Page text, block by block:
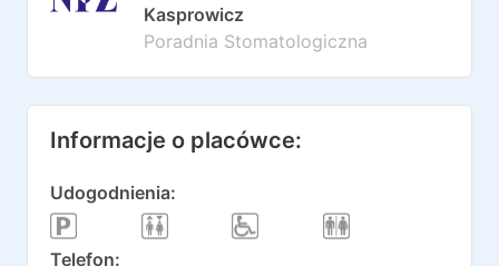
Kasprowicz
Poradnia Stomatologiczna
Informacje o placówce:
Udogodnienia:
Telefon: